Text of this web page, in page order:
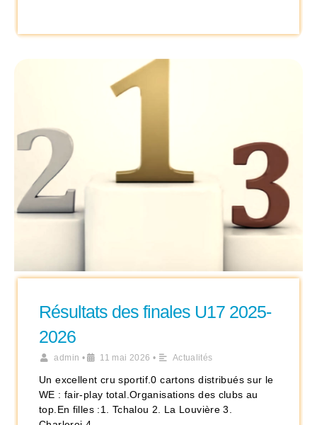
Résultats des finales U17 2025-
2026
admin • 11 mai 2026 • Actualités
Un excellent cru sportif.0 cartons distribués sur le
WE : fair-play total.Organisations des clubs au
top.En filles :1. Tchalou 2. La Louvière 3.